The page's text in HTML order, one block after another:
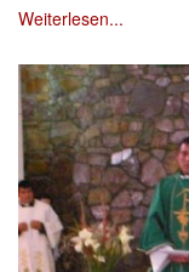
Weiterlesen...